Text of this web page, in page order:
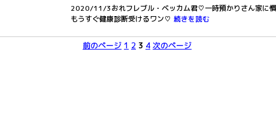
2020/11/3おれフレブル・ベッカム君♡一時預かりさん家に慣
もうすぐ健康診断受けるワン♡ 続きを読む
前のページ 1 2 3 4 次のページ